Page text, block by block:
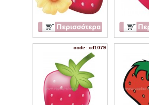
code: xd1079